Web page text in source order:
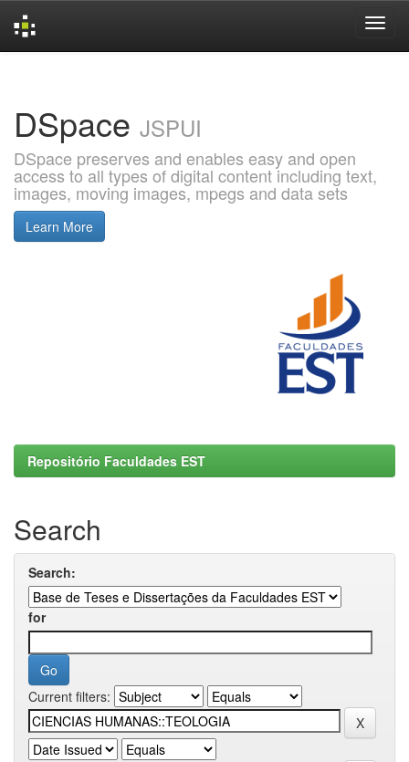
DSpace JSPUI
DSpace preserves and enables easy and open
access to all types of digital content including text,
images, moving images, mpegs and data sets
Learn More
Repositório Faculdades EST
Search
Search:
for
Current filters: